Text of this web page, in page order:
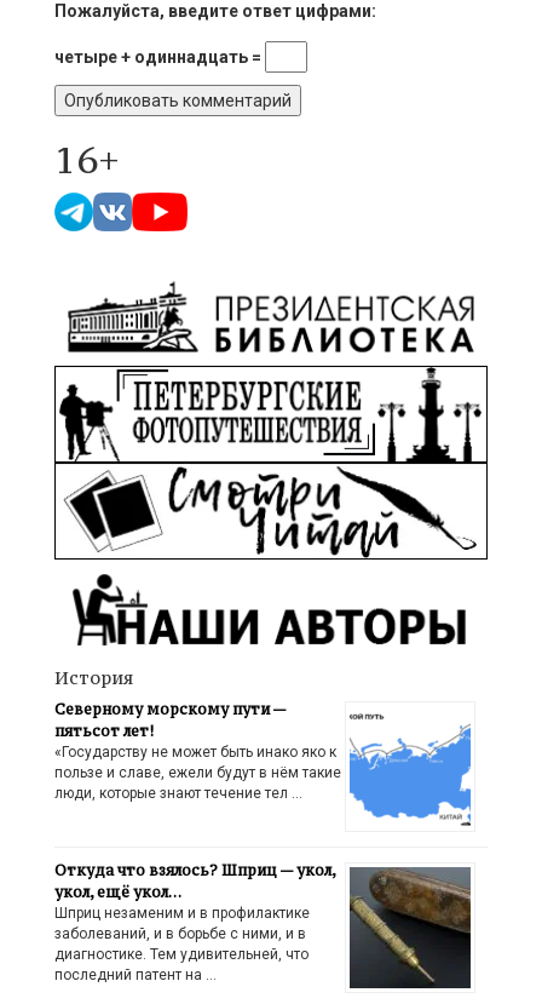
Пожалуйста, введите ответ цифрами:
четыре + одиннадцать =
16+
История
Северному морскому пути —
пятьсот лет!
«Государству не может быть инако яко к
пользе и славе, ежели будут в нём такие
люди, которые знают течение тел …
Откуда что взялось? Шприц — укол,
укол, ещё укол…
Шприц незаменим и в профилактике
заболеваний, и в борьбе с ними, и в
диагностике. Тем удивительней, что
последний патент на …